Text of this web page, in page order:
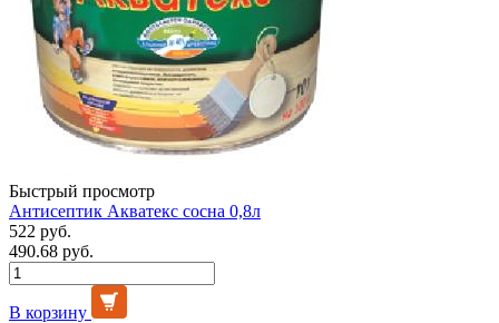
Быстрый просмотр
Антисептик Акватекс сосна 0,8л
522 руб.
490.68 руб.
В корзину